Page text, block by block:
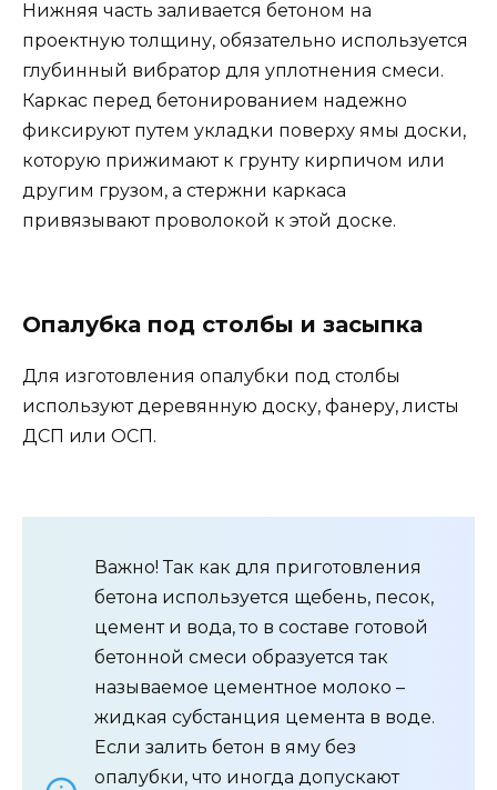
Нижняя часть заливается бетоном на
проектную толщину, обязательно используется
глубинный вибратор для уплотнения смеси.
Каркас перед бетонированием надежно
фиксируют путем укладки поверху ямы доски,
которую прижимают к грунту кирпичом или
другим грузом, а стержни каркаса
привязывают проволокой к этой доске.
Опалубка под столбы и засыпка
Для изготовления опалубки под столбы
используют деревянную доску, фанеру, листы
ДСП или ОСП.
Важно! Так как для приготовления
бетона используется щебень, песок,
цемент и вода, то в составе готовой
бетонной смеси образуется так
называемое цементное молоко –
жидкая субстанция цемента в воде.
Если залить бетон в яму без
опалубки, что иногда допускают